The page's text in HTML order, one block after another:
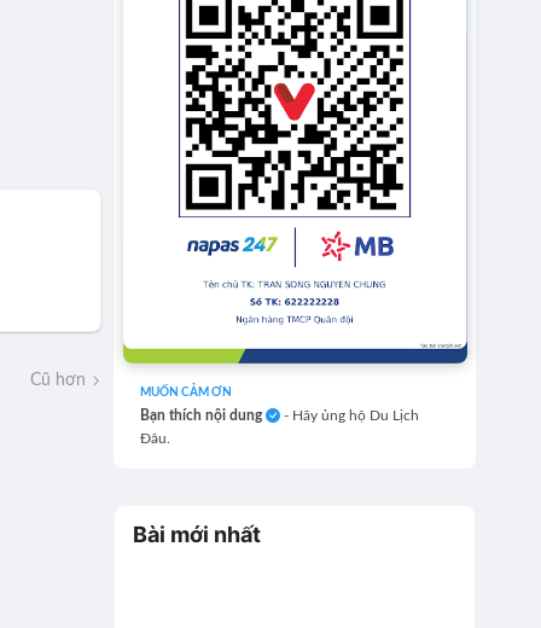
Cũ hơn
MUỐN CẢM ƠN
Bạn thích nội dung
- Hãy ủng hộ Du Lịch
Đâu.
Bài mới nhất